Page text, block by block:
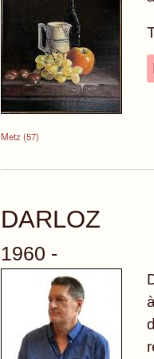
Metz (57)
DARLOZ
1960 -